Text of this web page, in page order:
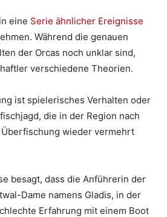
eine Serie ähnlicher Ereignisse
Während die genauen
der Orcas noch unklar sind,
verschiedene Theorien.
ist spielerisches Verhalten oder
die in der Region nach
wieder vermehrt
besagt, dass die Anführerin der
Dame namens Gladis, in der
Erfahrung mit einem Boot